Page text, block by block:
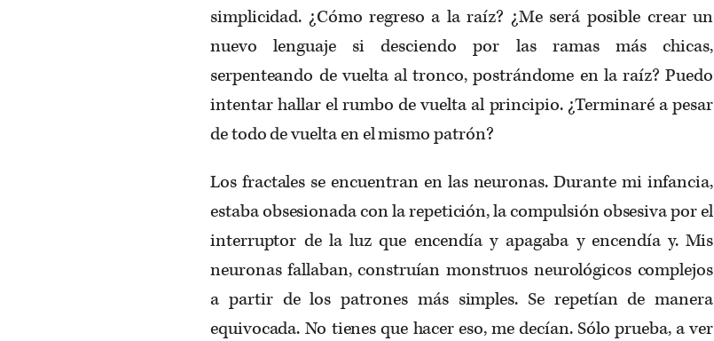
simplicidad. ¿Cómo regreso a la raíz? ¿Me será posible crear un
nuevo lenguaje si desciendo por las ramas más chicas,
serpenteando de vuelta al tronco, postrándome en la raíz? Puedo
intentar hallar el rumbo de vuelta al principio. ¿Terminaré a pesar
de todo de vuelta en el mismo patrón?
Los fractales se encuentran en las neuronas. Durante mi infan­cia,
estaba obsesionada con la repetición, la compulsión obsesiva por el
interruptor de la luz que encendía y apagaba y encendía y. Mis
neuronas fallaban, construían monstruos neurológicos com­plejos
a partir de los patrones más simples. Se repetían de mane­ra
equivocada. No tienes que hacer eso, me decían. Sólo prueba, a ver